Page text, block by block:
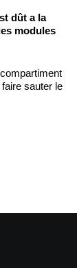
dût a la
modules
sauter le